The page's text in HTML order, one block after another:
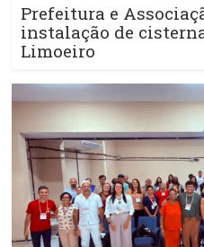
Prefeitura e
instalação de
Limoeiro